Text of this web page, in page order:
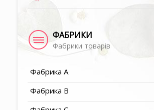
ФАБРИКИ
Фабрики товарів
Фабрика A
Фабрика B